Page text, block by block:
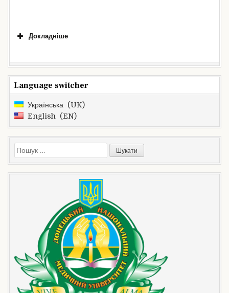
Костецький І.В.
Докладніше
Language switcher
Українська
UK
English
EN
Пошук: